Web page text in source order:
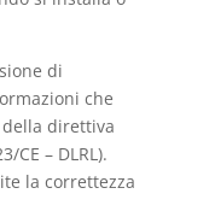
di
che
direttiva
CE – DLRL).
la correttezza